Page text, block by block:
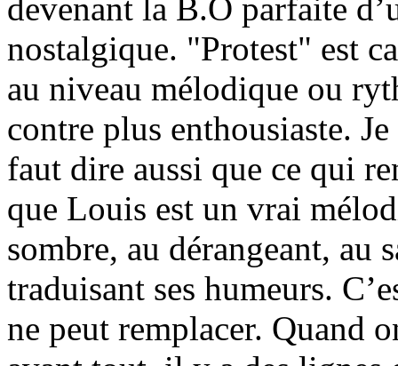
devenant la B.O parfaite
nostalgique. "Protest" est
au niveau mélodique ou
contre plus enthousiaste.
faut dire aussi que ce qui
que Louis est un vrai
sombre, au dérangeant, au
traduisant ses humeurs.
ne peut remplacer. Quand